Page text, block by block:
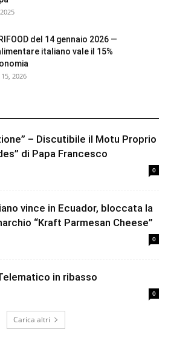
del 14 gennaio 2026 —
italiano vale il 15%
2026
– Discutibile il Motu Proprio
di Papa Francesco
0
vince in Ecuador, bloccata la
“Kraft Parmesan Cheese”
0
in ribasso
0
Carica altri